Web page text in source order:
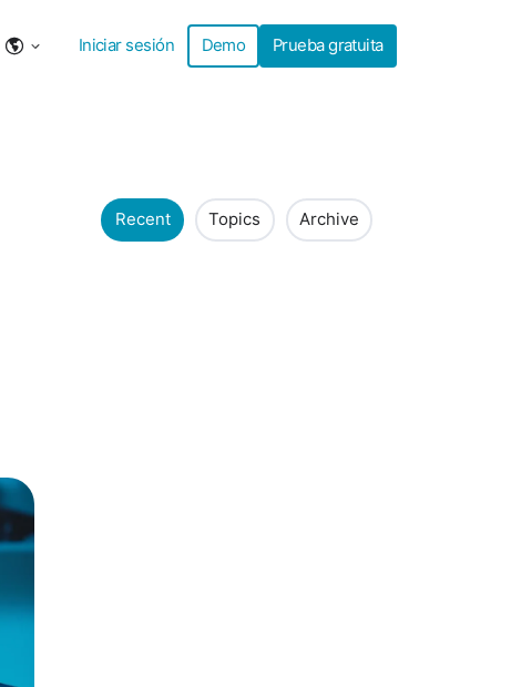
Iniciar sesión Demo Prueba gratuita
Recent Topics Archive